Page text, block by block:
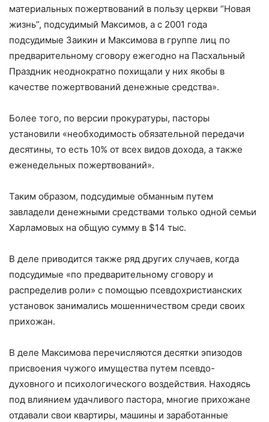
материальных пожертвований в пользу церкви “Новая
жизнь”, подсудимый Максимов, а с 2001 года
подсудимые Заикин и Максимова в группе лиц по
предварительному сговору ежегодно на Пасхальный
Праздник неоднократно похищали у них якобы в
качестве пожертвований денежные средства».
Более того, по версии прокуратуры, пасторы
установили «необходимость обязательной передачи
десятины, то есть 10% от всех видов дохода, а также
еженедельных пожертвований».
Таким образом, подсудимые обманным путем
завладели денежными средствами только одной семьи
Харламовых на общую сумму в $14 тыс.
В деле приводится также ряд других случаев, когда
подсудимые «по предварительному сговору и
распределив роли» с помощью псевдохристианских
установок занимались мошенничеством среди своих
прихожан.
В деле Максимова перечисляются десятки эпизодов
присвоения чужого имущества путем псевдо-
духовного и психологического воздействия. Находясь
под влиянием удачливого пастора, многие прихожане
отдавали свои квартиры, машины и заработанные